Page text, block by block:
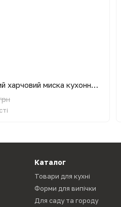
Каталог
Товари для кухні
Форми для випічки
Для саду та городу